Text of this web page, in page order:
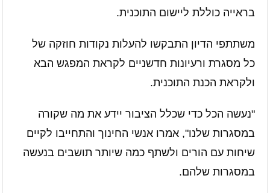
בראייה כוללת ליישום התוכנית.
משתתפי הדיון התבקשו להעלות נקודות חוזקה של
כל מסגרת ורעיונות חדשניים לקראת המפגש הבא
ולקראת הכנת התוכנית.
"נעשה הכל כדי שכלל הציבור יידע את מה שקורה
במסגרות שלנו", אמרו אנשי החינוך והתחייבו לקיים
שיחות עם הורים ולשתף כמה שיותר תושבים בנעשה
במסגרות שלהם.